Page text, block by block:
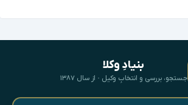
بنیادِ وکلا
جستجو، بررسی و انتخابِ وکیل · از سال ۱۳۸۷